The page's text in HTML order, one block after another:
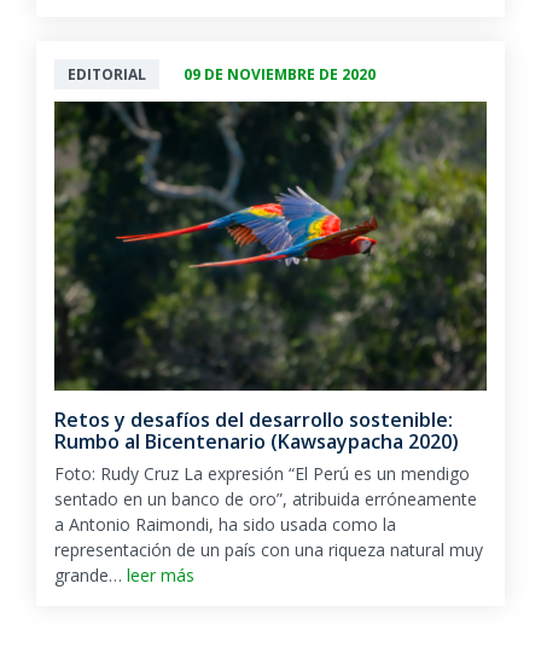
EDITORIAL 09 DE NOVIEMBRE DE 2020
Retos y desafíos del desarrollo sostenible:
Rumbo al Bicentenario (Kawsaypacha 2020)
Foto: Rudy Cruz La expresión “El Perú es un mendigo
sentado en un banco de oro”, atribuida erróneamente
a Antonio Raimondi, ha sido usada como la
representación de un país con una riqueza natural muy
grande… leer más